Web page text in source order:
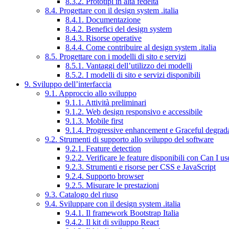
8.4. Progettare con il design system .italia
8.4.1. Documentazione
8.4.2. Benefici del design system
8.4.3. Risorse operative
8.4.4. Come contribuire al design system .italia
8.5. Progettare con i modelli di sito e servizi
8.5.1. Vantaggi dell’utilizzo dei modelli
8.5.2. I modelli di sito e servizi disponibili
9. Sviluppo dell’interfaccia
9.1. Approccio allo sviluppo
9.1.1. Attività preliminari
9.1.2. Web design responsivo e accessibile
9.1.3. Mobile first
9.1.4. Progressive enhancement e Graceful
9.2. Strumenti di supporto allo sviluppo del software
9.2.1. Feature detection
9.2.2. Verificare le feature disponibili con Can I
9.2.3. Strumenti e risorse per CSS e JavaScript
9.2.4. Supporto browser
9.2.5. Misurare le prestazioni
9.3. Catalogo del riuso
9.4. Sviluppare con il design system .italia
9.4.1. Il framework Bootstrap Italia
9.4.2. Il kit di sviluppo React